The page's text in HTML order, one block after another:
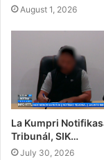
August 1, 2026
La Kumpri
Tribunál, SIK…
July 30, 2026